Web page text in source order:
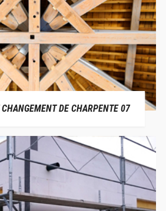
DE CHARPENTE 07